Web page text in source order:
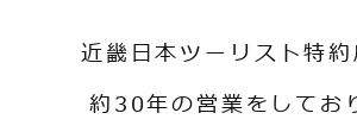
近畿日本ツーリスト特
約30年の営業をしてお